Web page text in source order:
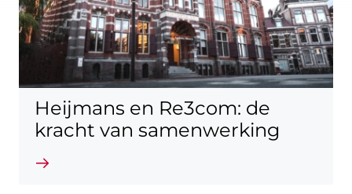
Heijmans en Re3com: de
kracht van samenwerking
Lees verder